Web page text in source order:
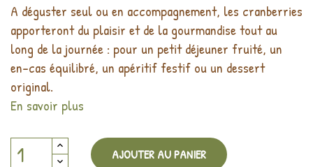
A déguster seul ou en accompagnement, les cranberries
apporteront du plaisir et de la gourmandise tout au
long de la journée : pour un petit déjeuner fruité, un
en-cas équilibré, un apéritif festif ou un dessert
original.
En savoir plus
AJOUTER AU PANIER